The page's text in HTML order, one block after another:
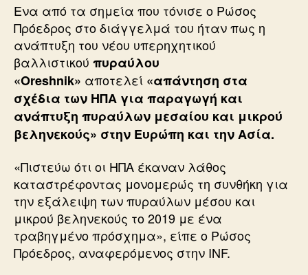
Ενα από τα σημεία που τόνισε ο Ρώσος
Πρόεδρος στο διάγγελμά του ήταν πως η
ανάπτυξη του νέου υπερηχητικού
βαλλιστικού πυραύλου
«Oreshnik» αποτελεί «απάντηση στα
σχέδια των ΗΠΑ για παραγωγή και
ανάπτυξη πυραύλων μεσαίου και μικρού
βεληνεκούς» στην Ευρώπη και την Ασία.
«Πιστεύω ότι οι ΗΠΑ έκαναν λάθος
καταστρέφοντας μονομερώς τη συνθήκη για
την εξάλειψη των πυραύλων μέσου και
μικρού βεληνεκούς το 2019 με ένα
τραβηγμένο πρόσχημα», είπε ο Ρώσος
Πρόεδρος, αναφερόμενος στην INF.